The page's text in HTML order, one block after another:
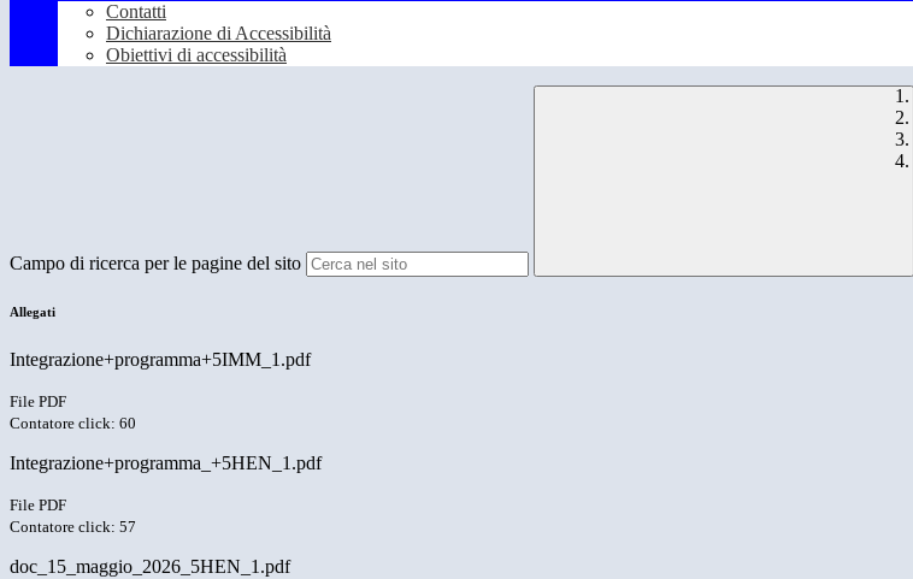
Contatti
Dichiarazione di Accessibilità
Obiettivi di accessibilità
Campo di ricerca per le pagine del sito
Allegati
Integrazione+programma+5IMM_1.pdf
File PDF
Contatore click: 60
Integrazione+programma_+5HEN_1.pdf
File PDF
Contatore click: 57
doc_15_maggio_2026_5HEN_1.pdf